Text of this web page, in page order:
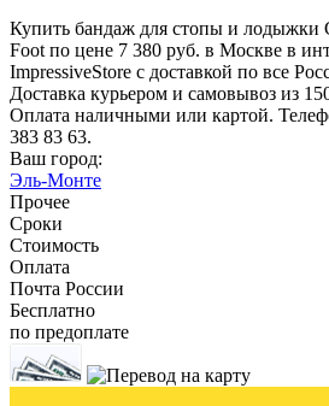
Купить бандаж для стопы и лодыжки
Foot по цене 7 380 руб. в Москве в
ImpressiveStore с доставкой по все
Доставка курьером и самовывоз из
Оплата наличными или картой.
383 83 63.
Ваш город:
Эль-Монте
Прочее
Сроки
Стоимость
Оплата
Почта России
Бесплатно
по предоплате